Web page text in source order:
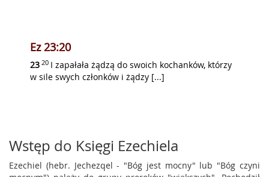
Ez 23:20
23 20 I zapałała żądzą do swoich kochanków, którzy
w sile swych członków i żądzy [...]
Wstęp do Księgi Ezechiela
Ezechiel (hebr. Jechezqel - "Bóg jest mocny" lub "Bóg czyni